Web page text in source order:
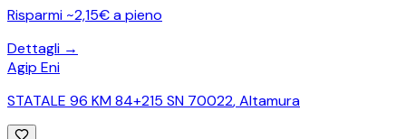
Risparmi ~2,15€ a pieno
Dettagli →
Agip Eni
STATALE 96 KM 84+215 SN 70022,Altamura